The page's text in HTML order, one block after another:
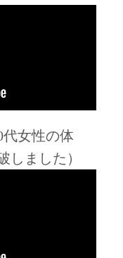
女性の体
しました）